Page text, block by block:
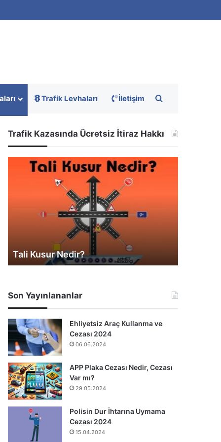
Trafik Levhaları İletişim Arama yap ...
Trafik Kazasında Ücretsiz İtiraz Hakkı
Asli Kusur Nedir?
Son Yayınlananlar
Ehliyetsiz Araç Kullanma ve
Cezası 2024
06.06.2024
APP Plaka Cezası Nedir, Cezası
Var mı?
29.05.2024
Polisin Dur İhtarına Uymama
Cezası 2024
15.04.2024